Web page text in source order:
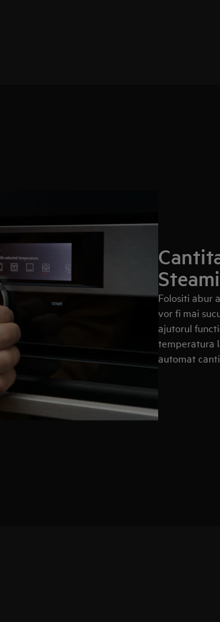
Folositi abur
vor fi mai
ajutorul
temperatura
automat